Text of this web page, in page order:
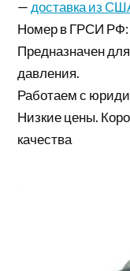
— доставка из
Номер в ГРСИ
Предназначен
давления.
Работаем с
Низкие цены.
качества